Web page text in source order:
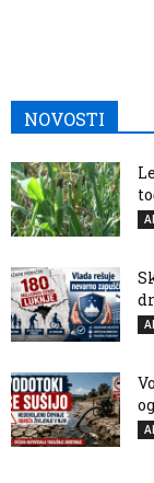
NOVOSTI